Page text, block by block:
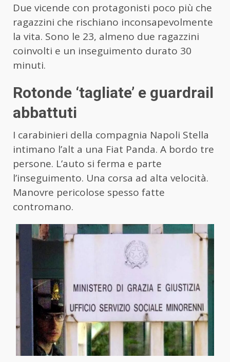
Due vicende con protagonisti poco più che
ragazzini che rischiano inconsapevolmente
la vita. Sono le 23, almeno due ragazzini
coinvolti e un inseguimento durato 30
minuti.
Rotonde ‘tagliate’ e guardrail
abbattuti
I carabinieri della compagnia Napoli Stella
intimano l’alt a una Fiat Panda. A bordo tre
persone. L’auto si ferma e parte
l’inseguimento. Una corsa ad alta velocità.
Manovre pericolose spesso fatte
contromano.